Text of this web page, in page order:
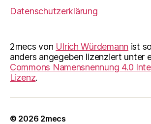
Datenschutzerklärung
2mecs von Ulrich Würdemann ist
anders angegeben lizenziert unter
Commons Namensnennung 4.0
Lizenz.
© 2026 2mecs